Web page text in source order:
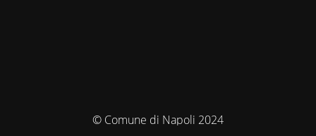
© Comune di Napoli 2024